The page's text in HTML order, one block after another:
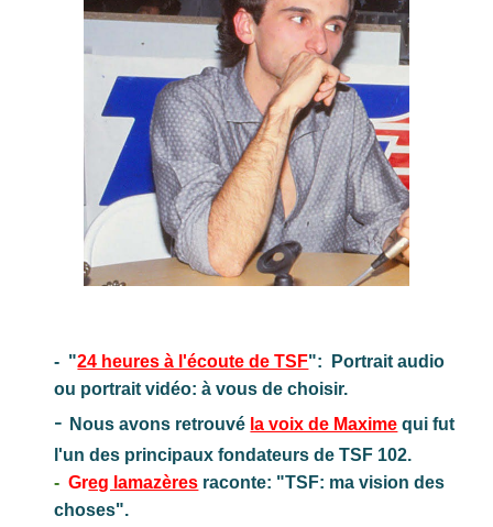
- "24 heures à l'écoute de TSF": Portrait audio
ou portrait vidéo: à vous de choisir.
- Nous avons retrouvé la voix de Maxime qui fut
l'un des principaux fondateurs de TSF 102.
-Greg lamazères raconte: "TSF: ma vision des
choses".